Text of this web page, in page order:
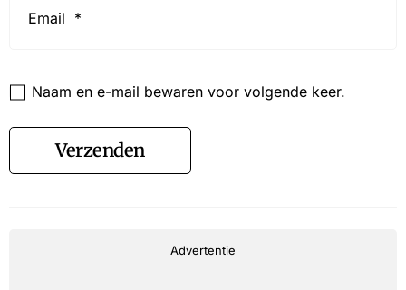
Naam en e-mail bewaren voor volgende keer.
Verzenden
Advertentie